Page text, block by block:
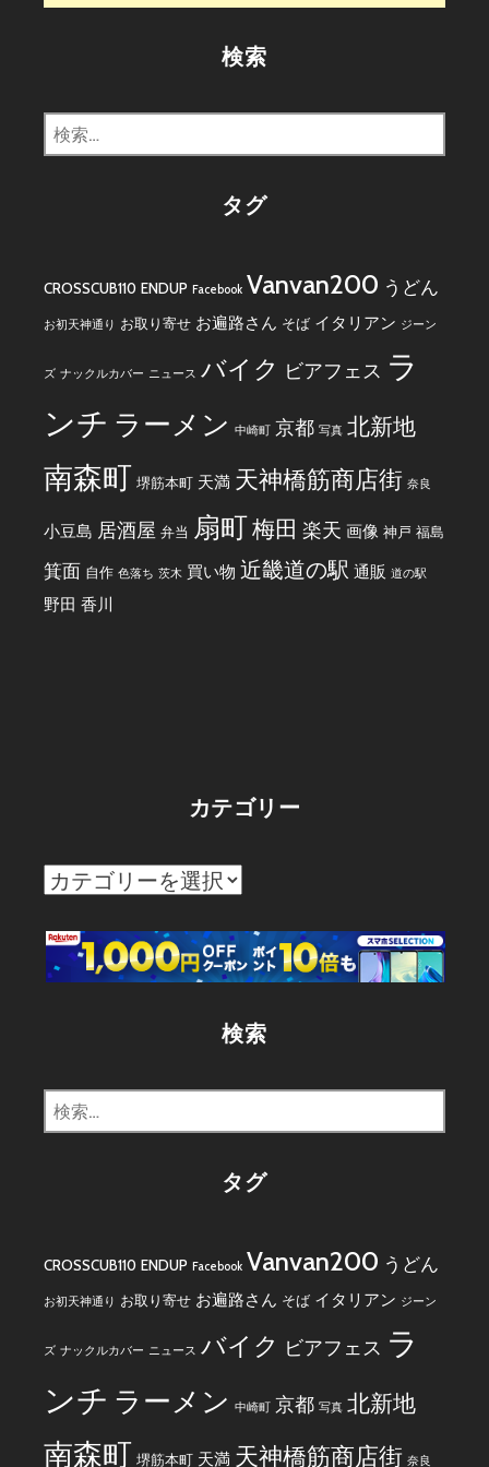
検索
検
索:
タグ
CROSSCUB110 ENDUP Facebook Vanvan200 うどん
お初天神通り お取り寄せ お遍路さん そば イタリアン ジーン
ズ ナックルカバー ニュース バイク ビアフェス ラ
ンチ ラーメン 中崎町 京都 写真 北新地
南森町 堺筋本町 天満 天神橋筋商店街 奈良
小豆島 居酒屋 弁当 扇町梅田 楽天 画像 神戸 福島
箕面 自作 色落ち 茨木 買い物 近畿道の駅 通販 道の駅
野田 香川
カテゴリー
カ
ゴ
リ
検索
検
索:
タグ
CROSSCUB110 ENDUP Facebook Vanvan200 うどん
お初天神通り お取り寄せ お遍路さん そば イタリアン ジーン
ズ ナックルカバー ニュース バイク ビアフェス ラ
ンチ ラーメン 中崎町 京都 写真 北新地
南森町 堺筋本町 天満 天神橋筋商店街 奈良